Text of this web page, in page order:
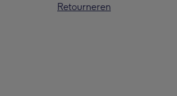
Retourneren